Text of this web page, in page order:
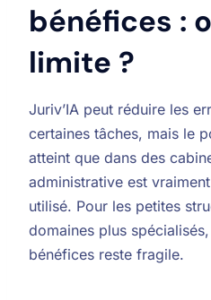
bénéfices :
limite ?
Juriv’IA peut réduire les
certaines tâches, mais le
atteint que dans des
administrative est
utilisé. Pour les petites
domaines plus
bénéfices reste fragile.